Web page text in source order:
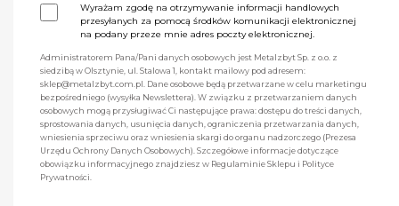
Wyrażam zgodę na otrzymywanie informacji handlowych
przesyłanych za pomocą środków komunikacji elektronicznej
na podany przeze mnie adres poczty elektronicznej.
Administratorem Pana/Pani danych osobowych jest Metalzbyt Sp. z o.o. z
siedzibą w Olsztynie, ul. Stalowa 1, kontakt mailowy pod adresem:
sklep@metalzbyt.com.pl. Dane osobowe będą przetwarzane w celu marketingu
bezpośredniego (wysyłka Newslettera). W związku z przetwarzaniem danych
osobowych mogą przysługiwać Ci następujące prawa: dostępu do treści danych,
sprostowania danych, usunięcia danych, ograniczenia przetwarzania danych,
wniesienia sprzeciwu oraz wniesienia skargi do organu nadzorczego (Prezesa
Urzędu Ochrony Danych Osobowych). Szczegółowe informacje dotyczące
obowiązku informacyjnego znajdziesz w Regulaminie Sklepu i Polityce
Prywatności.